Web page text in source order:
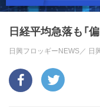
日経平均急落も「
日興フロッギーNEWS／ 日